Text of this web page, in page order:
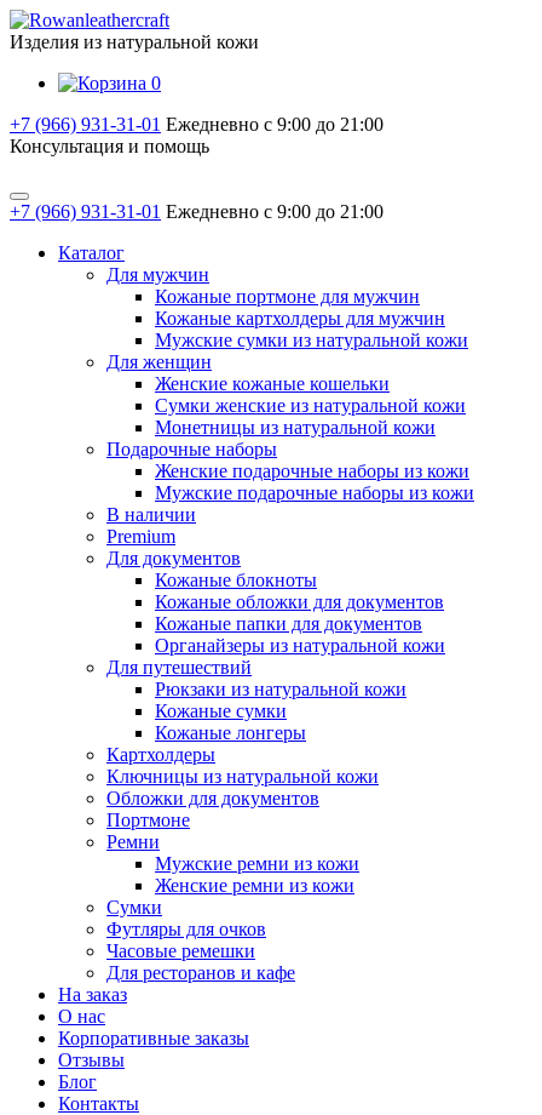
Изделия из натуральной кожи
0
+7 (966) 931-31-01 Ежедневно с 9:00 до 21:00
Консультация и помощь
+7 (966) 931-31-01 Ежедневно с 9:00 до 21:00
Каталог
Для мужчин
Кожаные портмоне для мужчин
Кожаные картхолдеры для мужчин
Мужские сумки из натуральной кожи
Для женщин
Женские кожаные кошельки
Сумки женские из натуральной кожи
Монетницы из натуральной кожи
Подарочные наборы
Женские подарочные наборы из кожи
Мужские подарочные наборы из кожи
В наличии
Premium
Для документов
Кожаные блокноты
Кожаные обложки для документов
Кожаные папки для документов
Органайзеры из натуральной кожи
Для путешествий
Рюкзаки из натуральной кожи
Кожаные сумки
Кожаные лонгеры
Картхолдеры
Ключницы из натуральной кожи
Обложки для документов
Портмоне
Ремни
Мужские ремни из кожи
Женские ремни из кожи
Сумки
Футляры для очков
Часовые ремешки
Для ресторанов и кафе
На заказ
О нас
Корпоративные заказы
Отзывы
Блог
Контакты